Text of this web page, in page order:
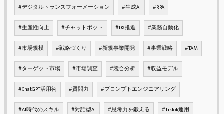
#デジタルトランスフォーメーション #生成AI #RPA
#生産性向上 #チャットボット #DX推進 #業務自動化
#市場規模 #戦略づくり #新規事業開発 #事業戦略 #TAM
#ターゲット市場 #市場調査 #競合分析 #収益モデル
#ChatGPT活用術 #質問力 #プロンプトエンジニアリング
#AI時代のスキル #対話型AI #思考力を鍛える #TikTok運用